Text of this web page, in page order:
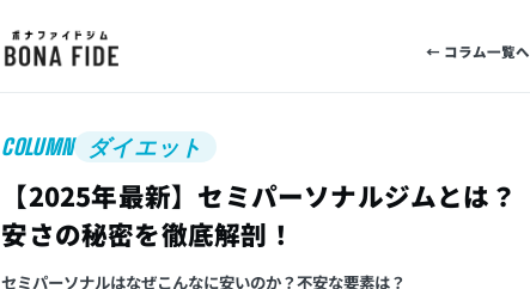
← コラム一覧へ
COLUMN ダイエット
【2025年最新】セミパーソナルジムとは？
安さの秘密を徹底解剖！
セミパーソナルはなぜこんなに安いのか？不安な要素は？